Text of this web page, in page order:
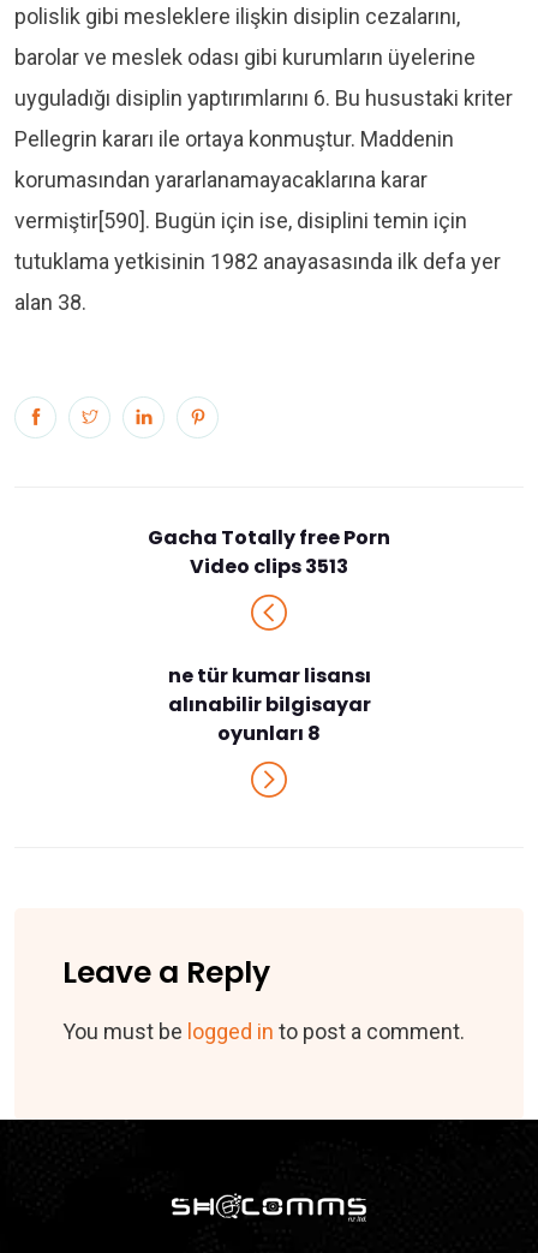
polislik gibi mesleklere ilişkin disiplin cezalarını,
barolar ve meslek odası gibi kurumların üyelerine
uyguladığı disiplin yaptırımlarını 6. Bu husustaki kriter
Pellegrin kararı ile ortaya konmuştur. Maddenin
korumasından yararlanamayacaklarına karar
vermiştir[590]. Bugün için ise, disiplini temin için
tutuklama yetkisinin 1982 anayasasında ilk defa yer
alan 38.
Gacha Totally free Porn
Video clips 3513
ne tür kumar lisansı
alınabilir bilgisayar
oyunları 8
Leave a Reply
You must be logged in to post a comment.